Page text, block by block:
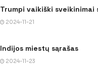
Trumpi vaikiški sveikinimai
2024-11-21
Indijos miestų sąrašas
2024-11-23